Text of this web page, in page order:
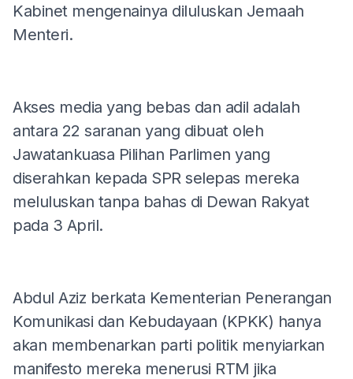
Kabinet mengenainya diluluskan Jemaah
Menteri.
Akses media yang bebas dan adil adalah
antara 22 saranan yang dibuat oleh
Jawatankuasa Pilihan Parlimen yang
diserahkan kepada SPR selepas mereka
meluluskan tanpa bahas di Dewan Rakyat
pada 3 April.
Abdul Aziz berkata Kementerian Penerangan
Komunikasi dan Kebudayaan (KPKK) hanya
akan membenarkan parti politik menyiarkan
manifesto mereka menerusi RTM jika